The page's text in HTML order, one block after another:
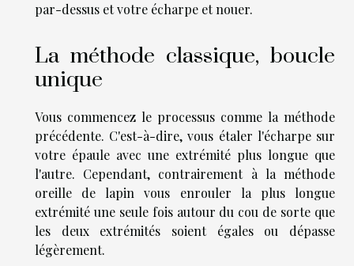
par-dessus et votre écharpe et nouer.
La méthode classique, boucle
unique
Vous commencez le processus comme la méthode
précédente. C'est-à-dire, vous étaler l'écharpe sur
votre épaule avec une extrémité plus longue que
l'autre. Cependant, contrairement à la méthode
oreille de lapin vous enrouler la plus longue
extrémité une seule fois autour du cou de sorte que
les deux extrémités soient égales ou dépasse
légèrement.